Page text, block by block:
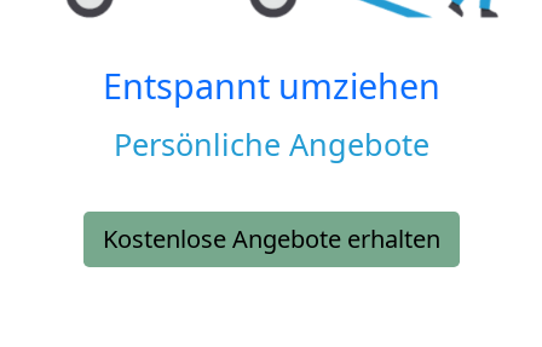
Entspannt umziehen
Persönliche Angebote
Kostenlose Angebote erhalten